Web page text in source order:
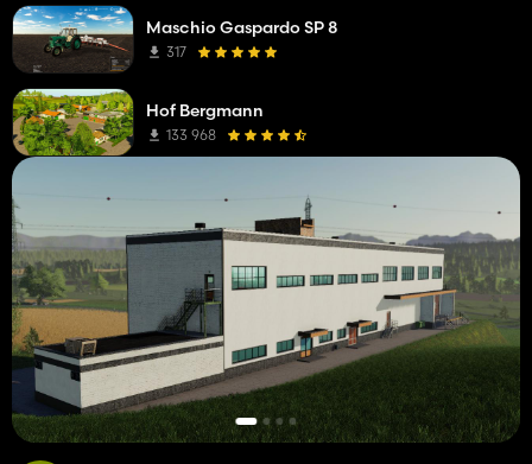
Maschio Gaspardo SP 8
317
Hof Bergmann
133 968